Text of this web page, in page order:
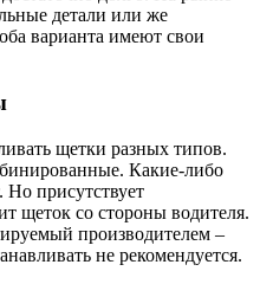
детали или же
варианта имеют свои
щетки разных типов.
Какие-либо
Но присутствует
щеток со стороны водителя.
производителем –
не рекомендуется.